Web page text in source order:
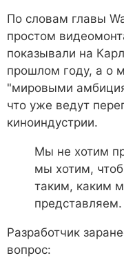
По словам главы
простом
показывали на
прошлом году, а о
"мировыми
что уже ведут
киноиндустрии.
Мы не хотим
мы хотим,
таким, каким
представляем.
Разработчик
вопрос: